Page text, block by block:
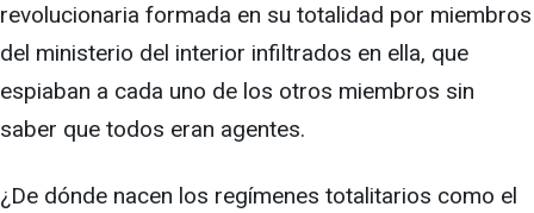
revolucionaria formada en su totalidad por miembros
del ministerio del interior infiltrados en ella, que
espiaban a cada uno de los otros miembros sin
saber que todos eran agentes.
¿De dónde nacen los regímenes totalitarios como el